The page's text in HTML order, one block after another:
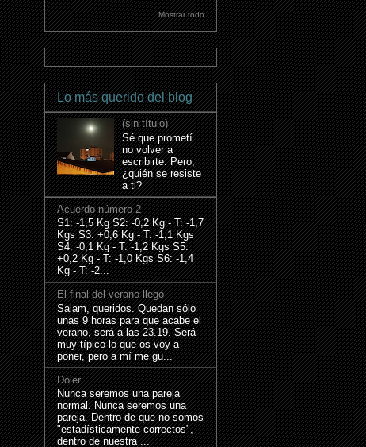
Mostrar todo
Lo más querido del blog
(sin título)
Sé que prometí
no volver a
escribirte. Pero,
¿quién se resiste
a ti?
Acuerdo número 2
S1: -1,5 Kg S2: -0,2 Kg - T: -1,7
Kgs S3: +0,6 Kg - T: -1,1 Kgs
S4: -0,1 Kg - T: -1,2 Kgs S5:
+0,2 Kg - T: -1,0 Kgs S6: -1,4
Kg - T: -2...
El final del verano llegó
Salam, queridos. Quedan sólo
unas 9 horas para que acabe el
verano, será a las 23.19. Será
muy típico lo que os voy a
poner, pero a mí me gu...
Doler
Nunca seremos una pareja
normal. Nunca seremos una
pareja. Dentro de que no somos
"estadísticamente correctos",
dentro de nuestra ...